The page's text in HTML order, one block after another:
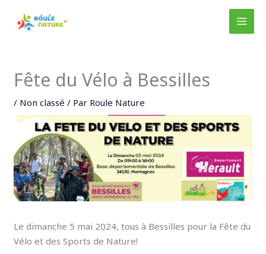
Fête du Vélo à Bessilles
/ Non classé / Par Roule Nature
Le dimanche 5 mai 2024, tous à Bessilles pour la Fête du
Vélo et des Sports de Nature!